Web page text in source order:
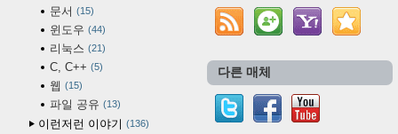
문서 15
윈도우 44
리눅스 21
C, C++ 5
웹 15
파일 공유 13
이런저런 이야기 136
다른 매체